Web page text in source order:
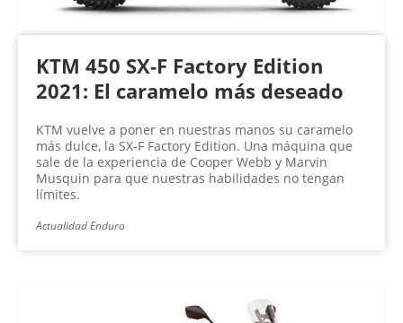
KTM 450 SX-F Factory Edition
2021: El caramelo más deseado
KTM vuelve a poner en nuestras manos su caramelo
más dulce, la SX-F Factory Edition. Una máquina que
sale de la experiencia de Cooper Webb y Marvin
Musquin para que nuestras habilidades no tengan
límites.
Actualidad Enduro